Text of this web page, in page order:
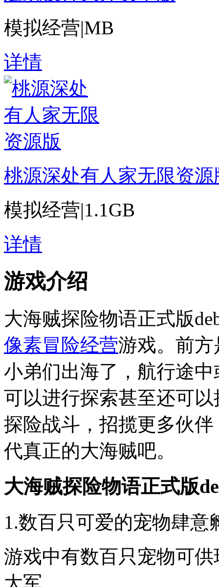
模拟经营|MB
详情
桃源深处有人家无限资源
模拟经营|1.1GB
详情
游戏介绍
大海贼探险物语正式版
像素冒险经营游戏。前
小弟们出海了，航行途
可以进行探索甚至还可
探险战斗，招揽更多伙
代真正的大海贼吧。
大海贼探险物语正式版
1.数百只可爱的宠物肆意
游戏中有数百只宠物可